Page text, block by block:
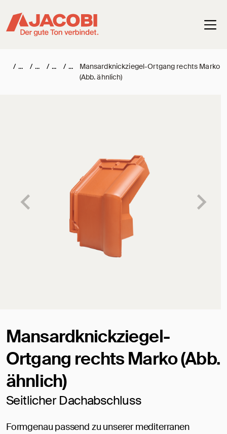
/ / / /
Mansardknickziegel-Ortgang rechts Marko
(Abb. ähnlich)
Mansardknickziegel-
Ortgang rechts Marko (Abb.
ähnlich)
Seitlicher Dachabschluss
Formgenau passend zu unserer mediterranen